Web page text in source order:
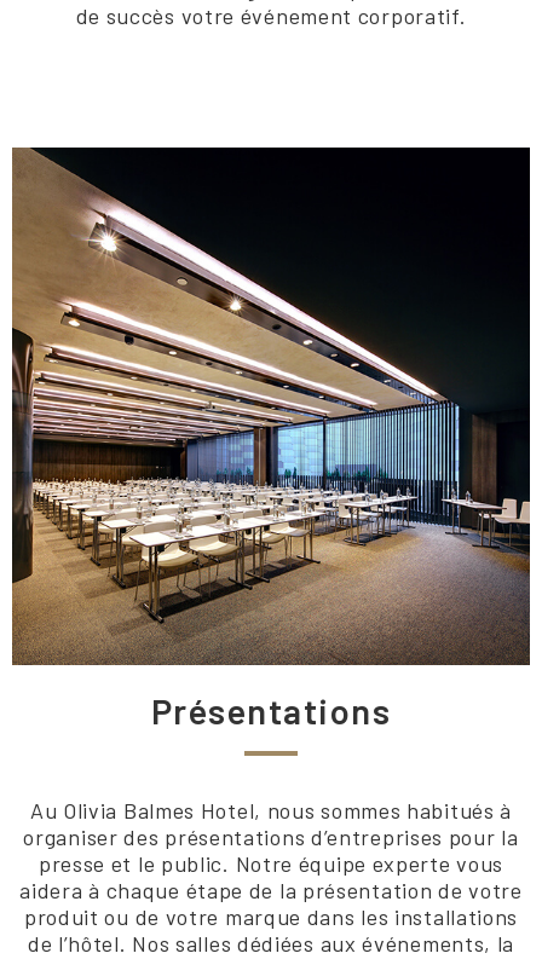
de succès votre événement corporatif.
Présentations
Au Olivia Balmes Hotel, nous sommes habitués à
organiser des présentations d’entreprises pour la
presse et le public. Notre équipe experte vous
aidera à chaque étape de la présentation de votre
produit ou de votre marque dans les installations
de l’hôtel. Nos salles dédiées aux événements, la